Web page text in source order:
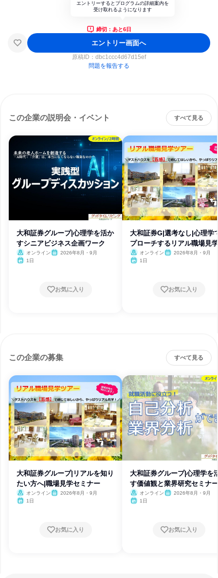
エントリーするとプログラムの詳細案内を
受け取れるようになります
締切：あと6日
エントリー画面へ
原稿ID： dbc1ccc4d67d15ef
問題を報告する
この企業の説明会・イベント すべて見る
大和証券グループ|心理学を活か
すシニアビジネス企画ワーク
オンライン
2026年8月・9月
1日
お気に入り
大和証券G|選考なし|心理学
プローチするリアル職場見学
オンライン
2026年8月・9月
1日
お気に入り
この企業の募集 すべて見る
大和証券グループ|リアルを知り
たい方へ|職場見学セミナー
オンライン
2026年8月・9月
1日
お気に入り
大和証券グループ|心理学を
す価値観と業界研究セミナー
オンライン
2026年8月・9月
1日
お気に入り